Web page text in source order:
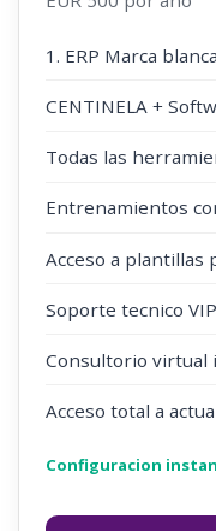
1. ERP Marca
CENTINELA +
Todas las
Entrenamientos
Acceso a plantillas
Soporte tecnico VIP
Consultorio virtual
Acceso total a
Configuracion